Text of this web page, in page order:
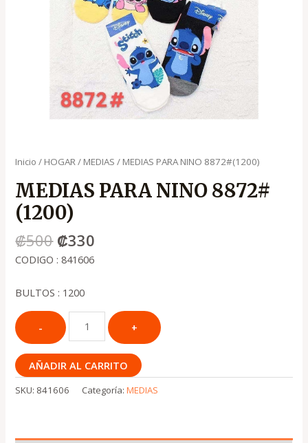
Inicio / HOGAR/ MEDIAS / MEDIAS PARA NINO 8872#(1200)
MEDIAS PARA NINO 8872#
(1200)
₡500 ₡330
CODIGO : 841606
BULTOS : 1200
AÑADIR AL CARRITO
SKU: 841606 Categoría:MEDIAS